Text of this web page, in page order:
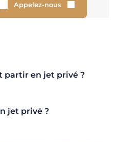
Appelez-nous
partir en jet privé ?
jet privé ?